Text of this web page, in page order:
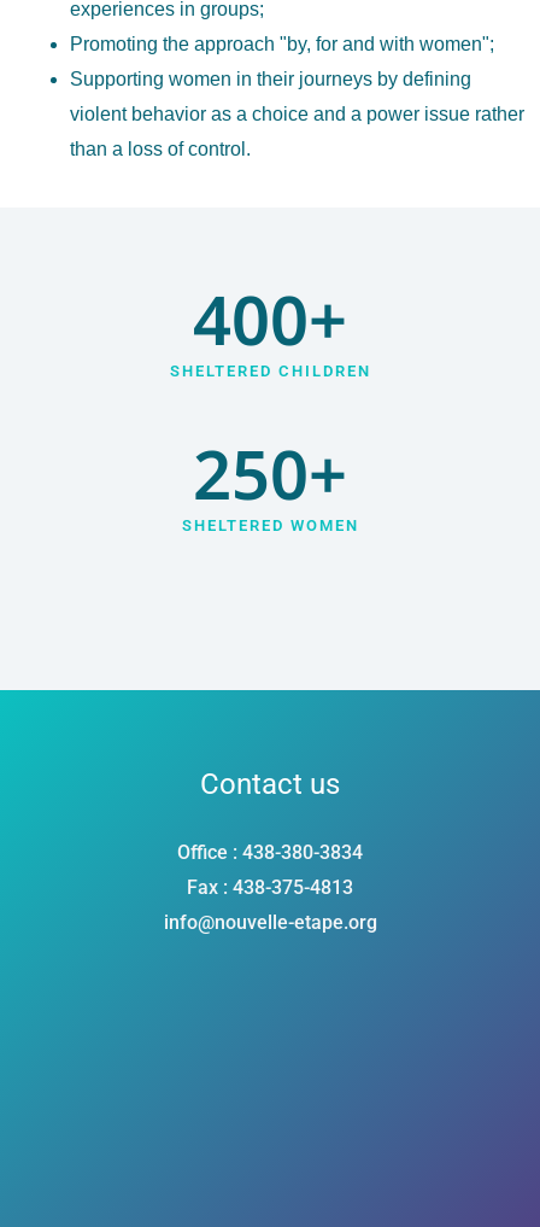
experiences in groups;
Promoting the approach "by, for and with women";
Supporting women in their journeys by defining
violent behavior as a choice and a power issue rather
than a loss of control.
SHELTERED CHILDREN
400+
SHELTERED WOMEN
250+
Contact us
Office : 438-380-3834
Fax : 438-375-4813
info@nouvelle-etape.org